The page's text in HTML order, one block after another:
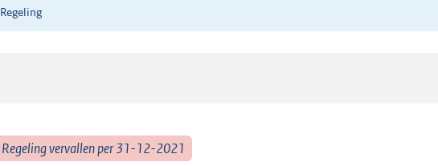
Regeling
Regeling vervallen per 31-12-2021